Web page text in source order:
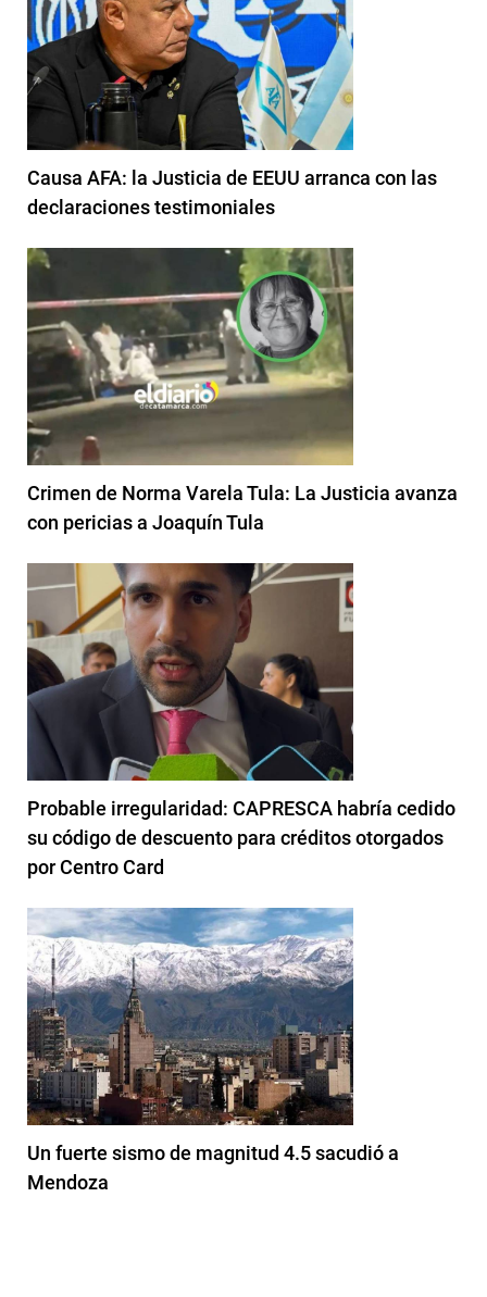
Causa AFA: la Justicia de EEUU arranca con las
declaraciones testimoniales
Crimen de Norma Varela Tula: La Justicia avanza
con pericias a Joaquín Tula
Probable irregularidad: CAPRESCA habría cedido
su código de descuento para créditos otorgados
por Centro Card
Un fuerte sismo de magnitud 4.5 sacudió a
Mendoza